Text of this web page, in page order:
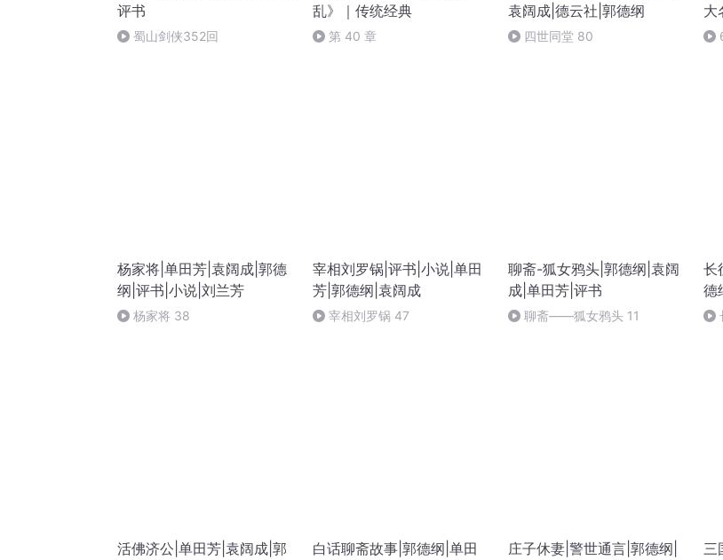
评书
蜀山剑侠352回
乱》｜传统经典
第 40 章
袁阔成|德云社|郭德纲
四世同堂 80
大
杨家将|单田芳|袁阔成|郭德
纲|评书|小说|刘兰芳
杨家将 38
宰相刘罗锅|评书|小说|单田
芳|郭德纲|袁阔成
宰相刘罗锅 47
聊斋-狐女鸦头|郭德纲|袁阔
成|单田芳|评书
聊斋——狐女鸦头 11
长
德
活佛济公|单田芳|袁阔成|郭
白话聊斋故事|郭德纲|单田
庄子休妻|警世通言|郭德纲|
三